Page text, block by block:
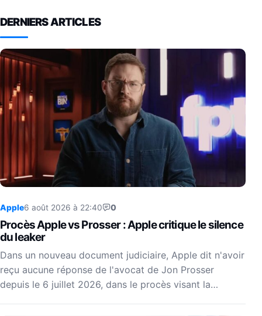
DERNIERS ARTICLES
Apple6 août 2026 à 22:40 0
Procès Apple vs Prosser : Apple critique le silence
du leaker
Dans un nouveau document judiciaire, Apple dit n'avoir
reçu aucune réponse de l'avocat de Jon Prosser
depuis le 6 juillet 2026, dans le procès visant la…